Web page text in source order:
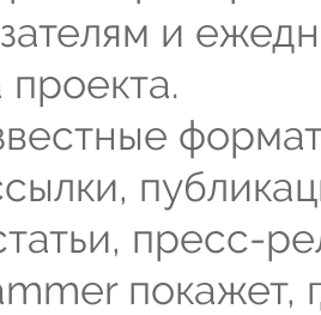
и
проекта.
пресс-
покажет,